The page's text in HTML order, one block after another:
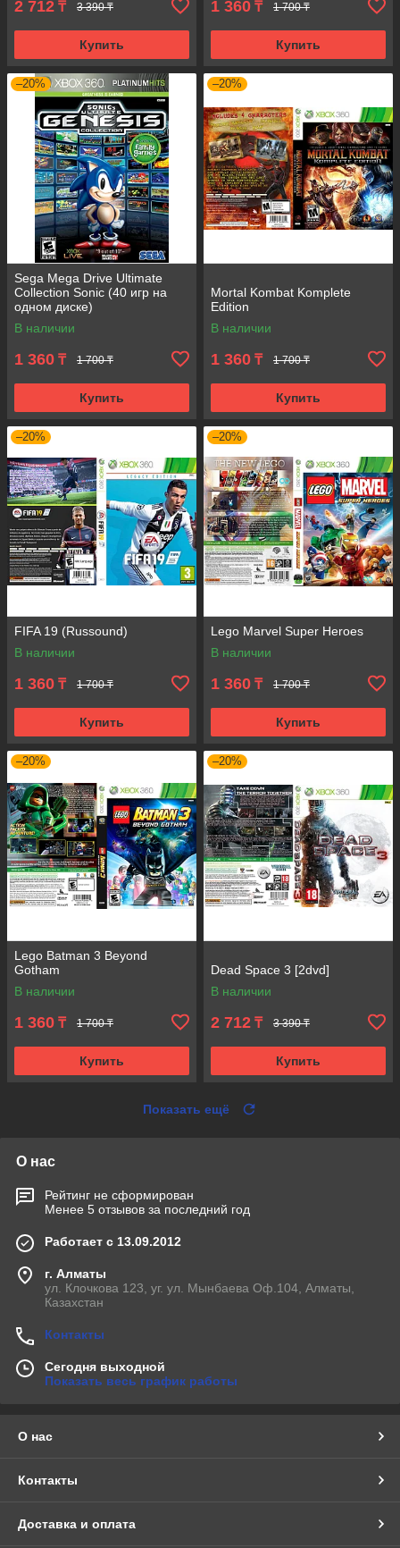
2 712 ₸ 3 390 ₸
Купить
1 360 ₸ 1 700 ₸
Купить
–20%
Sega Mega Drive Ultimate
Collection Sonic (40 игр на
одном диске)
В наличии
1 360 ₸ 1 700 ₸
Купить
–20%
Mortal Kombat Komplete
Edition
В наличии
1 360 ₸ 1 700 ₸
Купить
–20%
FIFA 19 (Russound)
В наличии
1 360 ₸ 1 700 ₸
Купить
–20%
Lego Marvel Super Heroes
В наличии
1 360 ₸ 1 700 ₸
Купить
–20%
Lego Batman 3 Beyond
Gotham
В наличии
1 360 ₸ 1 700 ₸
Купить
–20%
Dead Space 3 [2dvd]
В наличии
2 712 ₸ 3 390 ₸
Купить
Показать ещё
О нас
Рейтинг не сформирован
Менее 5 отзывов за последний год
Работает с 13.09.2012
г. Алматы
ул. Клочкова 123, уг. ул. Мынбаева Оф.104, Алматы,
Казахстан
Контакты
Сегодня выходной
Показать весь график работы
О нас
Контакты
Доставка и оплата